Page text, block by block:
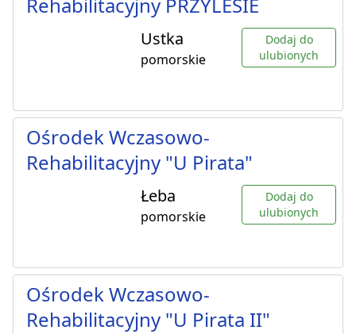
Rehabilitacyjny PRZYLESIE
Ustka
pomorskie
Dodaj do
ulubionych
Ośrodek Wczasowo-
Rehabilitacyjny "U Pirata"
Łeba
pomorskie
Dodaj do
ulubionych
Ośrodek Wczasowo-
Rehabilitacyjny "U Pirata II"